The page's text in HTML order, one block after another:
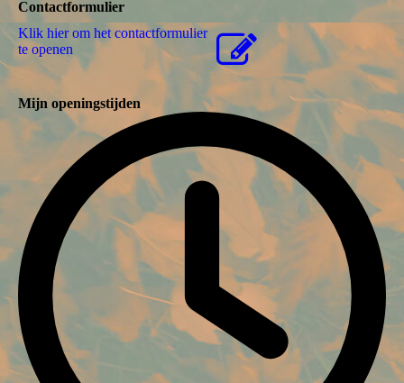
Contactformulier
Klik hier om het contactformulier
te openen
Mijn openingstijden